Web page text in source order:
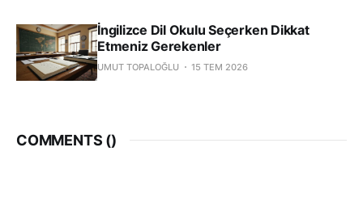
İngilizce Dil Okulu Seçerken Dikkat
Etmeniz Gerekenler
UMUT TOPALOĞLU 15 TEM 2026
COMMENTS ()